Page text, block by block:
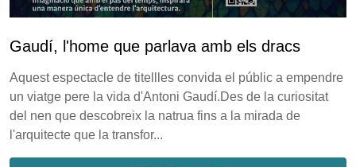
Gaudí, l'home que parlava amb els dracs
Aquest espectacle de titellles convida el públic a empendre
un viatge pere la vida d'Antoni Gaudí.Des de la curiositat
del nen que descobreix la natrua fins a la mirada de
l'arquitecte que la transfor...